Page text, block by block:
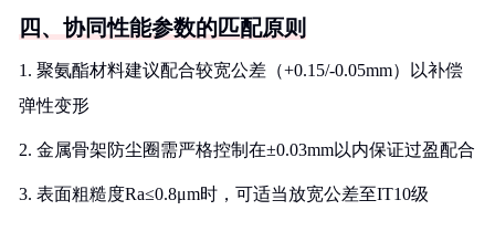
四、协同性能参数的匹配原则
1. 聚氨酯材料建议配合较宽公差（+0.15/-0.05mm）以补偿
弹性变形
2. 金属骨架防尘圈需严格控制在±0.03mm以内保证过盈配合
3. 表面粗糙度Ra≤0.8μm时，可适当放宽公差至IT10级